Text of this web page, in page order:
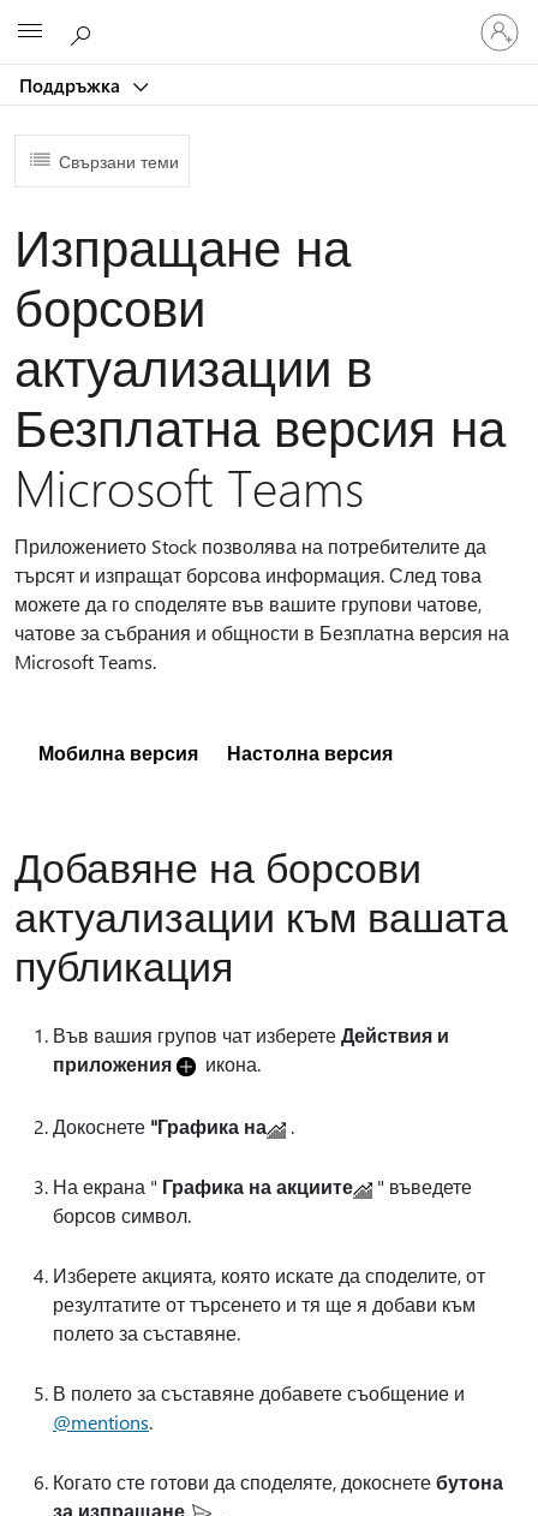
Поддръжка
Влезте
във
вашия
Свързани теми
Изпращане на
борсови
актуализации в
Безплатна версия на
Microsoft Teams
Приложението Stock позволява на потребителите да
търсят и изпращат борсова информация. След това
можете да го споделяте във вашите групови чатове,
чатове за събрания и общности в Безплатна версия на
Microsoft Teams.
Мобилна версия Настолна версия
Добавяне на борсови
актуализации към вашата
публикация
Във вашия групов чат изберетеДействия и
приложения
икона.
Докоснете "Графика на .
На екрана " Графика на акциите
" въведете
борсов символ.
Изберете акцията, която искате да споделите, от
резултатите от търсенето и тя ще я добави към
полето за съставяне.
В полето за съставяне добавете съобщение и
@mentions.
Когато сте готови да споделяте, докоснетебутона
за изпращане
.